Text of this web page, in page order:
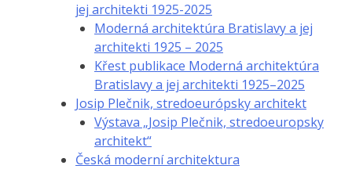
jej architekti 1925-2025
Moderná architektúra Bratislavy a jej
architekti 1925 – 2025
Křest publikace Moderná architektúra
Bratislavy a jej architekti 1925–2025
Josip Plečnik, stredoeurópsky architekt
Výstava „Josip Plečnik, stredoeuropsky
architekt“
Česká moderní architektura